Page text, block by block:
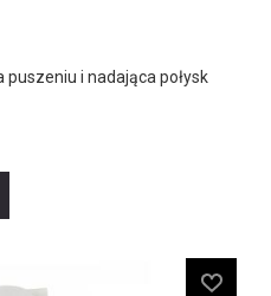
puszeniu i nadająca połysk